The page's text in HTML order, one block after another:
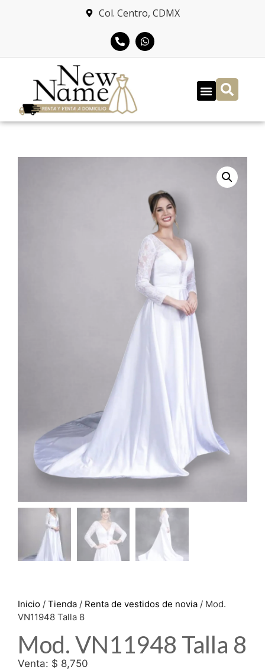
Col. Centro, CDMX
Inicio / Tienda / Renta de vestidos de novia / Mod.
VN11948 Talla 8
Mod. VN11948 Talla 8
Venta: $ 8,750